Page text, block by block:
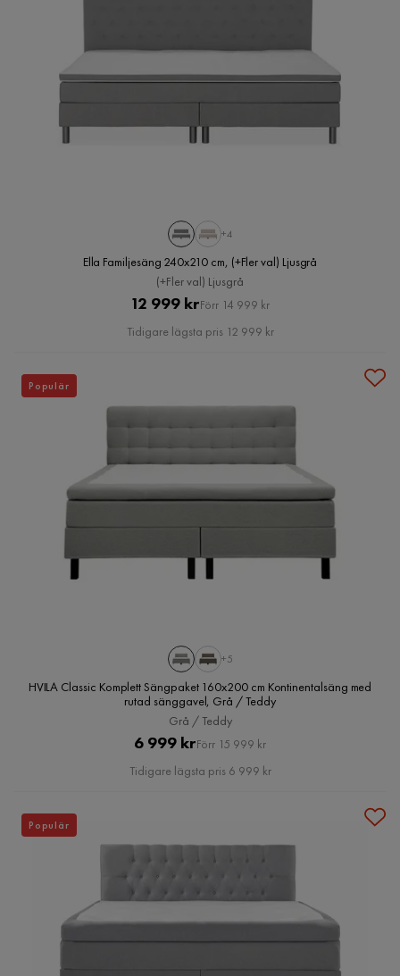
+4
Ella Familjesäng 240x210 cm, (+Fler val) Ljusgrå
(+Fler val) Ljusgrå
Pris
12 999 krOriginal
Pris
Förr 14 999 kr
Tidigare lägsta pris 12 999 kr
+5
HVILA Classic Komplett Sängpaket 160x200 cm Kontinentalsäng med
rutad sänggavel, Grå / Teddy
Grå / Teddy
Pris
6 999 krOriginal
Pris
Förr 15 999 kr
Tidigare lägsta pris 6 999 kr
Populär
Populär